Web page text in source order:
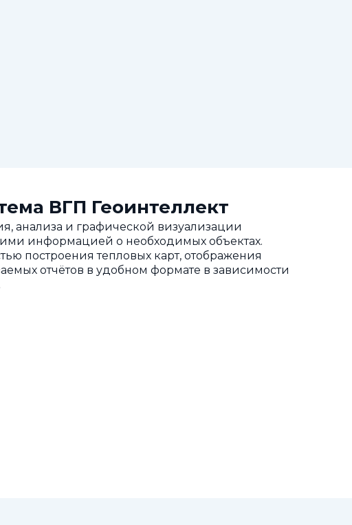
ВГП Геоинтеллект
анализа и графической визуализации
информацией о необходимых объектах.
построения тепловых карт, отображения
отчётов в удобном формате в зависимости